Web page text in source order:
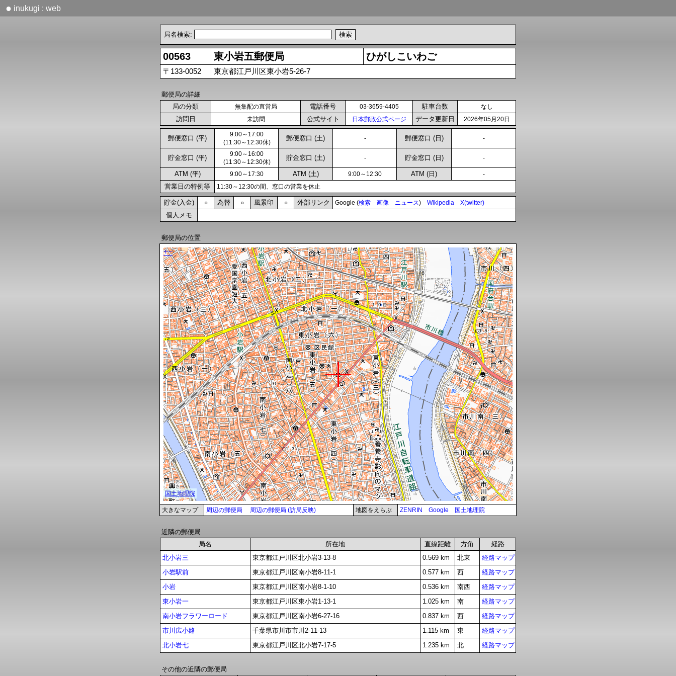
● inukugi : web
局名検索:
00563 東小岩五郵便局 ひがしこいわご
〒133-0052 東京都江戸川区東小岩5-26-7
郵便局の詳細
局の分類
無集配の直営局 電話番号 03-3659-4405 駐車台数 なし
訪問日 未訪問 公式サイト 日本郵政公式ページ データ更新日 2026年05月20日
郵便窓口 (平)
9:00～17:00
(11:30～12:30休)
郵便窓口 (土) - 郵便窓口 (日) -
貯金窓口 (平)
9:00～16:00
(11:30～12:30休)
貯金窓口 (土) - 貯金窓口 (日) -
ATM (平) 9:00～17:30 ATM (土) 9:00～12:30 ATM (日) -
営業日の特例等 11:30～12:30の間、窓口の営業を休止
貯金(入金) ○ 為替 ○ 風景印 ○ 外部リンク Google (検索 画像 ニュース) Wikipedia X(twitter)
個人メモ
郵便局の位置
大きなマップ 周辺の郵便局 周辺の郵便局 (訪局反映) 地図をえらぶ ZENRIN Google 国土地理院
近隣の郵便局
局名
所在地 直線距離 方角
経路
北小岩三
東京都江戸川区北小岩3-13-8 0.569 km 北東
経路マップ
小岩駅前
東京都江戸川区南小岩8-11-1 0.577 km 西
経路マップ
小岩
東京都江戸川区南小岩8-1-10 0.536 km 南西
経路マップ
東小岩一
東京都江戸川区東小岩1-13-1 1.025 km 南
経路マップ
南小岩フラワーロード
東京都江戸川区南小岩6-27-16 0.837 km 西
経路マップ
市川広小路
千葉県市川市市川2-11-13 1.115 km 東
経路マップ
北小岩七
東京都江戸川区北小岩7-17-5 1.235 km 北 経路マップ
その他の近隣の郵便局